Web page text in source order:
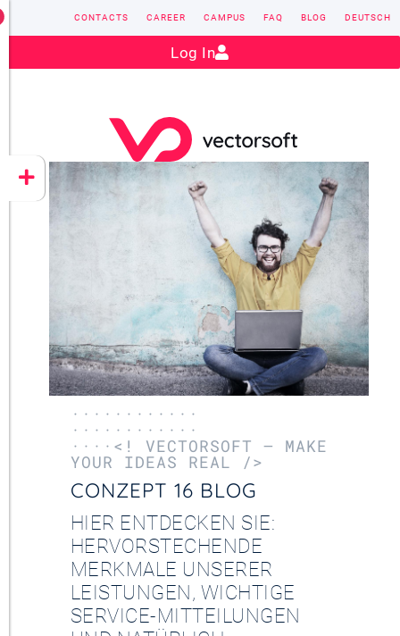
CONZEPT 16
YEET
Contact: sales@vectorsoft.de
CONTACTS CAREER CAMPUS FAQ BLOG DEUTSCH
Log In
············
············
····<! VECTORSOFT – MAKE
YOUR IDEAS REAL />
CONZEPT 16 BLOG
HIER ENTDECKEN SIE:
HERVORSTECHENDE
MERKMALE UNSERER
LEISTUNGEN, WICHTIGE
SERVICE-MITTEILUNGEN